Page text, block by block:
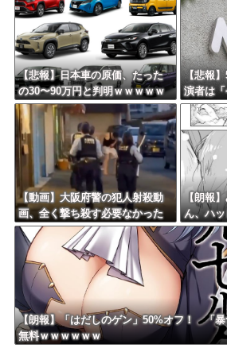
【悲報】日本車の原価、たった
の30〜90万円と判明ｗｗｗｗｗ
ｗｗｗｗｗｗ
【悲報
演者は
活動し
取るく
【動画】大阪府警の犯人射殺動
画、全く撃ち殺す必要なかった
ｗｗｗｗｗｗｗｗｗｗｗ
【朗報
ん、ハ
はママ
【朗報】「はだしのゲン」50%オフ！ 「暴
無料ｗｗｗｗｗｗ